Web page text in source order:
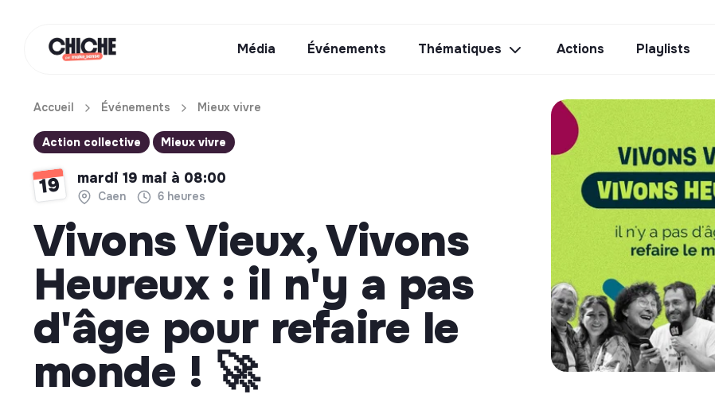
Média Événements Thématiques Actions Playlists
Accueil Événements Mieux vivre
Action collective Mieux vivre
19 mardi 19 mai à 08:00
Caen 6 heures
Vivons Vieux, Vivons
Heureux : il n'y a pas
d'âge pour refaire le
monde ! 🚀